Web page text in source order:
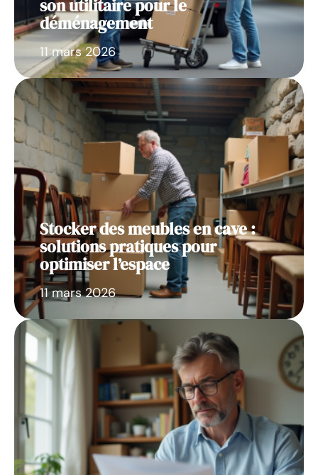
son utilitaire pour le
déménagement
11 mars 2026
Stocker des meubles en cave :
solutions pratiques pour
optimiser l’espace
11 mars 2026